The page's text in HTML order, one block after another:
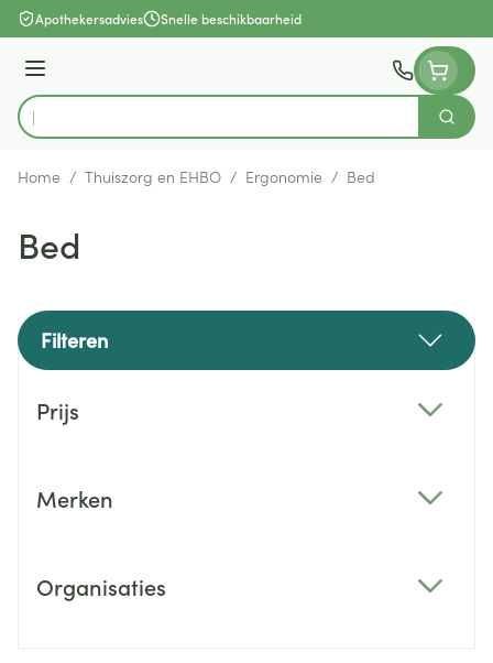
Ga naar de inhoud
Apothekersadvies Snelle beschikbaarheid
Menu
Product, merk, categorie...
Zoek
Home / Thuiszorg en EHBO / Ergonomie / Bed
Bed
Filteren
Prijs
Merken
Organisaties